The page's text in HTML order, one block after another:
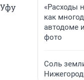
«Расходы
как
автодоме
фото
Соль